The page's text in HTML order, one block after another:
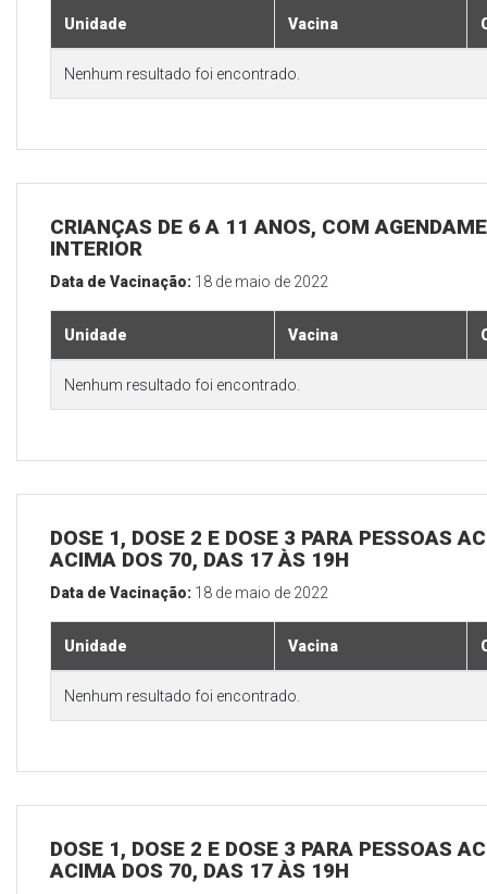
Unidade Vacina
Nenhum resultado foi encontrado.
CRIANÇAS DE 6 A 11 ANOS, COM
INTERIOR
Data de Vacinação: 18 de maio de 2022
Unidade Vacina
Nenhum resultado foi encontrado.
DOSE 1, DOSE 2 E DOSE 3 PARA PESSOAS
ACIMA DOS 70, DAS 17 ÀS 19H
Data de Vacinação: 18 de maio de 2022
Unidade Vacina
Nenhum resultado foi encontrado.
DOSE 1, DOSE 2 E DOSE 3 PARA PESSOAS
ACIMA DOS 70, DAS 17 ÀS 19H